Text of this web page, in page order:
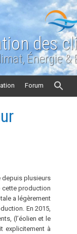
des
Énergie
Forum
depuis plusieurs
cette production
a légèrement
En 2015,
(l’éolien et le
explicitement à